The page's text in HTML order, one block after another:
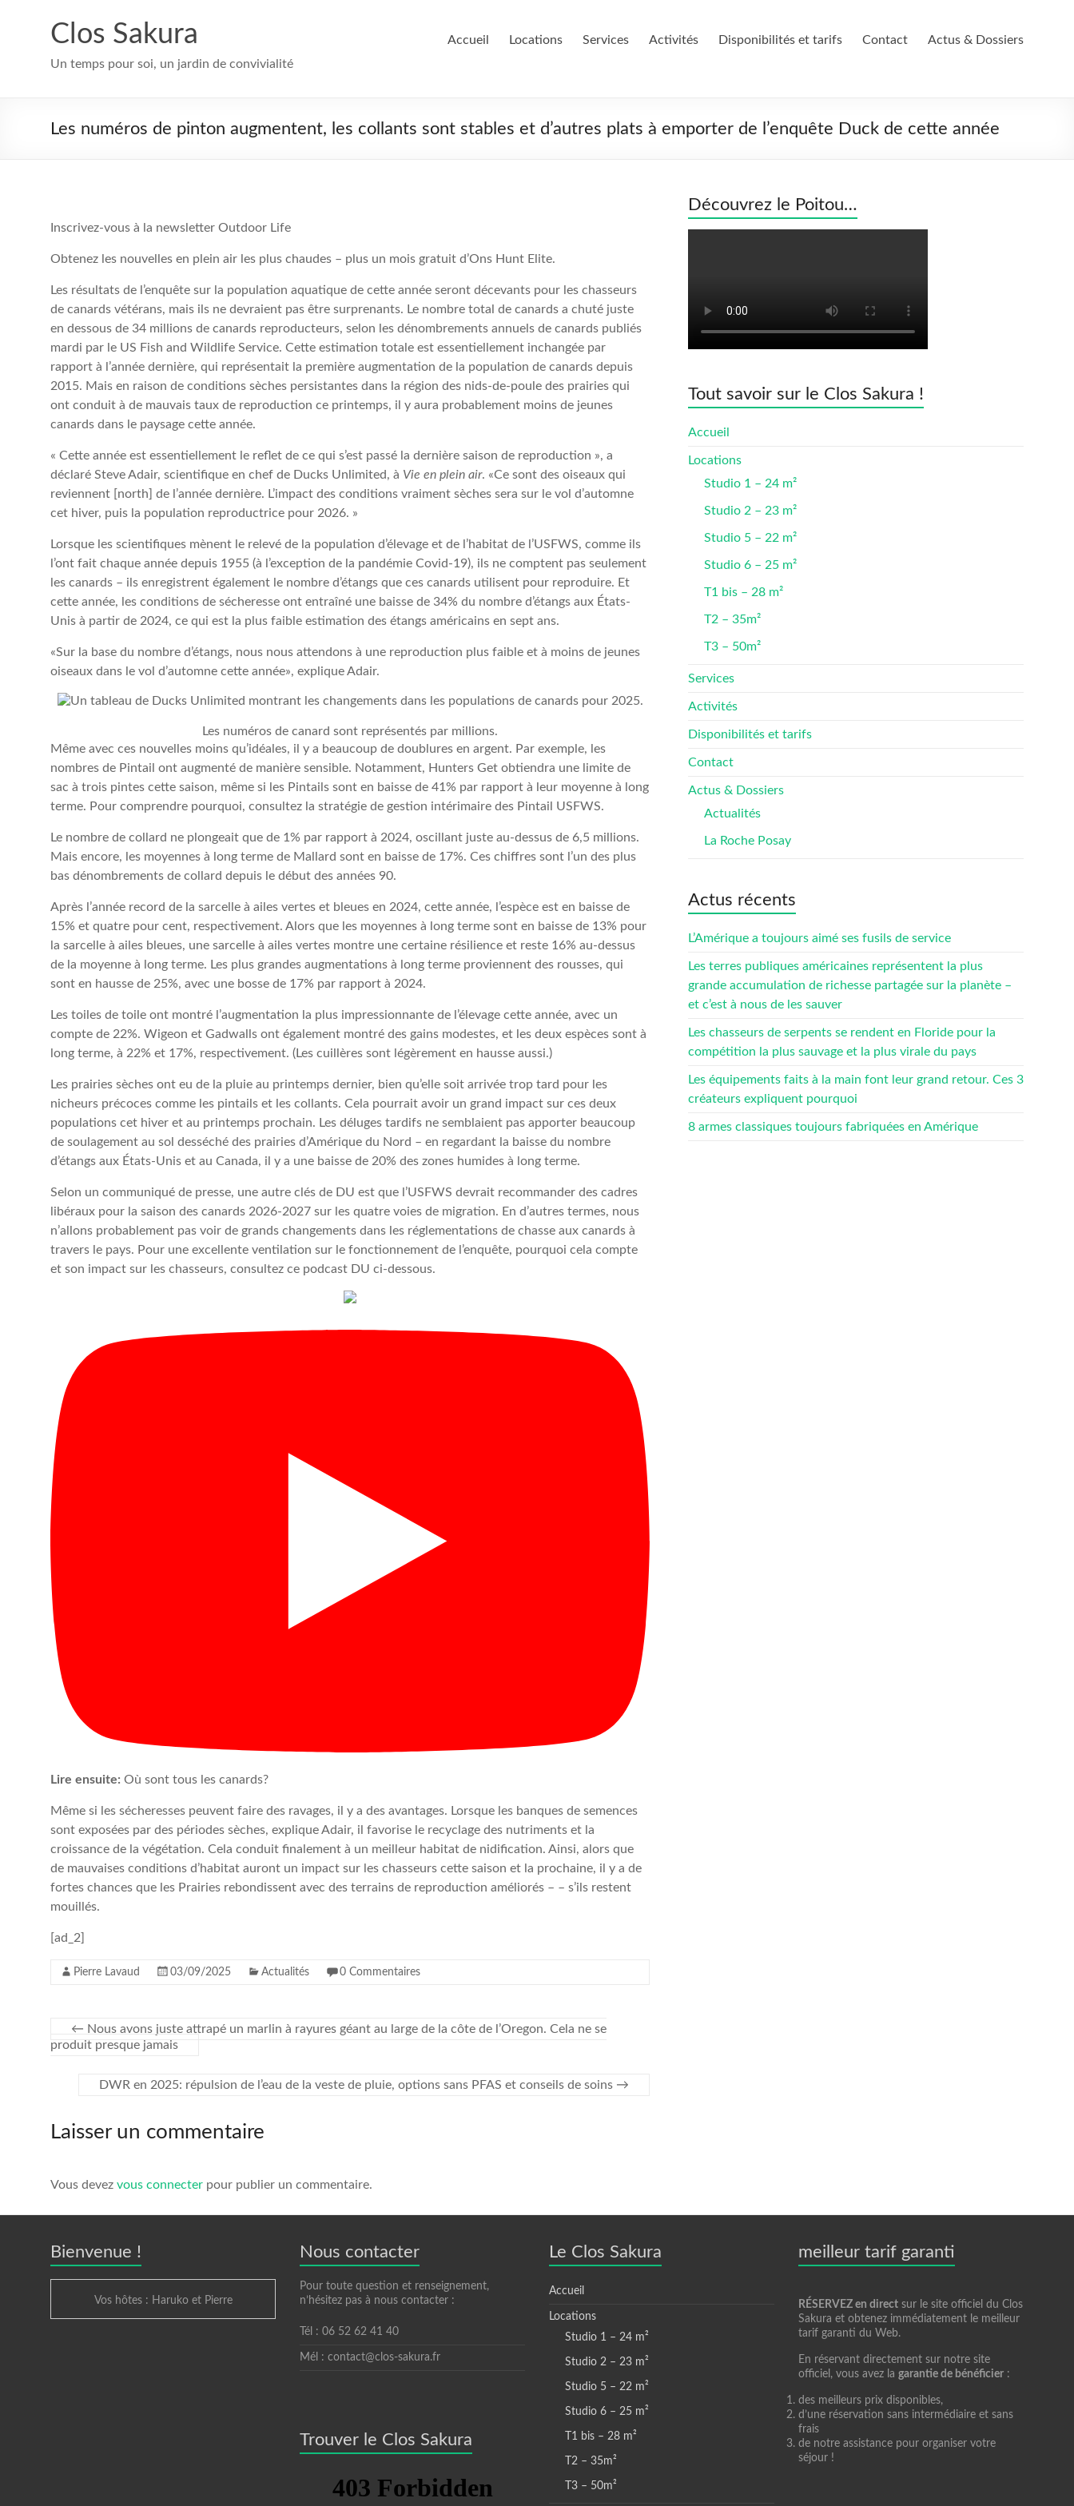
Clos Sakura
Un temps pour soi, un jardin de convivialité
Accueil Locations Services Activités Disponibilités et tarifs Contact Actus & Dossiers
Les numéros de pinton augmentent, les collants sont stables et d’autres plats à emporter de l’enquête Duck de cette année
Inscrivez-vous à la newsletter Outdoor Life
Obtenez les nouvelles en plein air les plus chaudes – plus un mois gratuit d’Ons Hunt Elite.
Les résultats de l’enquête sur la population aquatique de cette année seront décevants pour les chasseurs
de canards vétérans, mais ils ne devraient pas être surprenants. Le nombre total de canards a chuté juste
en dessous de 34 millions de canards reproducteurs, selon les dénombrements annuels de canards publiés
mardi par le US Fish and Wildlife Service. Cette estimation totale est essentiellement inchangée par
rapport à l’année dernière, qui représentait la première augmentation de la population de canards depuis
2015. Mais en raison de conditions sèches persistantes dans la région des nids-de-poule des prairies qui
ont conduit à de mauvais taux de reproduction ce printemps, il y aura probablement moins de jeunes
canards dans le paysage cette année.
« Cette année est essentiellement le reflet de ce qui s’est passé la dernière saison de reproduction », a
déclaré Steve Adair, scientifique en chef de Ducks Unlimited, à Vie en plein air. «Ce sont des oiseaux qui
reviennent [north] de l’année dernière. L’impact des conditions vraiment sèches sera sur le vol d’automne
cet hiver, puis la population reproductrice pour 2026. »
Lorsque les scientifiques mènent le relevé de la population d’élevage et de l’habitat de l’USFWS, comme ils
l’ont fait chaque année depuis 1955 (à l’exception de la pandémie Covid-19), ils ne comptent pas seulement
les canards – ils enregistrent également le nombre d’étangs que ces canards utilisent pour reproduire. Et
cette année, les conditions de sécheresse ont entraîné une baisse de 34% du nombre d’étangs aux États-
Unis à partir de 2024, ce qui est la plus faible estimation des étangs américains en sept ans.
«Sur la base du nombre d’étangs, nous nous attendons à une reproduction plus faible et à moins de jeunes
oiseaux dans le vol d’automne cette année», explique Adair.
Les numéros de canard sont représentés par millions.
Même avec ces nouvelles moins qu’idéales, il y a beaucoup de doublures en argent. Par exemple, les
nombres de Pintail ont augmenté de manière sensible. Notamment, Hunters Get obtiendra une limite de
sac à trois pintes cette saison, même si les Pintails sont en baisse de 41% par rapport à leur moyenne à long
terme. Pour comprendre pourquoi, consultez la stratégie de gestion intérimaire des Pintail USFWS.
Le nombre de collard ne plongeait que de 1% par rapport à 2024, oscillant juste au-dessus de 6,5 millions.
Mais encore, les moyennes à long terme de Mallard sont en baisse de 17%. Ces chiffres sont l’un des plus
bas dénombrements de collard depuis le début des années 90.
Après l’année record de la sarcelle à ailes vertes et bleues en 2024, cette année, l’espèce est en baisse de
15% et quatre pour cent, respectivement. Alors que les moyennes à long terme sont en baisse de 13% pour
la sarcelle à ailes bleues, une sarcelle à ailes vertes montre une certaine résilience et reste 16% au-dessus
de la moyenne à long terme. Les plus grandes augmentations à long terme proviennent des rousses, qui
sont en hausse de 25%, avec une bosse de 17% par rapport à 2024.
Les toiles de toile ont montré l’augmentation la plus impressionnante de l’élevage cette année, avec un
compte de 22%. Wigeon et Gadwalls ont également montré des gains modestes, et les deux espèces sont à
long terme, à 22% et 17%, respectivement. (Les cuillères sont légèrement en hausse aussi.)
Les prairies sèches ont eu de la pluie au printemps dernier, bien qu’elle soit arrivée trop tard pour les
nicheurs précoces comme les pintails et les collants. Cela pourrait avoir un grand impact sur ces deux
populations cet hiver et au printemps prochain. Les déluges tardifs ne semblaient pas apporter beaucoup
de soulagement au sol desséché des prairies d’Amérique du Nord – en regardant la baisse du nombre
d’étangs aux États-Unis et au Canada, il y a une baisse de 20% des zones humides à long terme.
Selon un communiqué de presse, une autre clés de DU est que l’USFWS devrait recommander des cadres
libéraux pour la saison des canards 2026-2027 sur les quatre voies de migration. En d’autres termes, nous
n’allons probablement pas voir de grands changements dans les réglementations de chasse aux canards à
travers le pays. Pour une excellente ventilation sur le fonctionnement de l’enquête, pourquoi cela compte
et son impact sur les chasseurs, consultez ce podcast DU ci-dessous.
Lire ensuite: Où sont tous les canards?
Même si les sécheresses peuvent faire des ravages, il y a des avantages. Lorsque les banques de semences
sont exposées par des périodes sèches, explique Adair, il favorise le recyclage des nutriments et la
croissance de la végétation. Cela conduit finalement à un meilleur habitat de nidification. Ainsi, alors que
de mauvaises conditions d’habitat auront un impact sur les chasseurs cette saison et la prochaine, il y a de
fortes chances que les Prairies rebondissent avec des terrains de reproduction améliorés – – s’ils restent
mouillés.
[ad_2]
Pierre Lavaud 03/09/2025 Actualités 0 Commentaires
← Nous avons juste attrapé un marlin à rayures géant au large de la côte de l’Oregon. Cela ne se
produit presque jamais
DWR en 2025: répulsion de l’eau de la veste de pluie, options sans PFAS et conseils de soins →
Laisser un commentaire
Vous devez vous connecter pour publier un commentaire.
Découvrez le Poitou…
Tout savoir sur le Clos Sakura !
Accueil
Locations
Studio 1 – 24 m²
Studio 2 – 23 m²
Studio 5 – 22 m²
Studio 6 – 25 m²
T1 bis – 28 m²
T2 – 35m²
T3 – 50m²
Services
Activités
Disponibilités et tarifs
Contact
Actus & Dossiers
Actualités
La Roche Posay
Actus récents
L’Amérique a toujours aimé ses fusils de service
Les terres publiques américaines représentent la plus
grande accumulation de richesse partagée sur la planète –
et c’est à nous de les sauver
Les chasseurs de serpents se rendent en Floride pour la
compétition la plus sauvage et la plus virale du pays
Les équipements faits à la main font leur grand retour. Ces 3
créateurs expliquent pourquoi
8 armes classiques toujours fabriquées en Amérique
Bienvenue !
Vos hôtes : Haruko et Pierre
Nous contacter
Pour toute question et renseignement,
n’hésitez pas à nous contacter :
Tél : 06 52 62 41 40
Mél : contact@clos-sakura.fr
Trouver le Clos Sakura
Le Clos Sakura
Accueil
Locations
Studio 1 – 24 m²
Studio 2 – 23 m²
Studio 5 – 22 m²
Studio 6 – 25 m²
T1 bis – 28 m²
T2 – 35m²
T3 – 50m²
meilleur tarif garanti
RÉSERVEZ en direct sur le site officiel du Clos
Sakura et obtenez immédiatement le meilleur
tarif garanti du Web.
En réservant directement sur notre site
officiel, vous avez la garantie de bénéficier :
des meilleurs prix disponibles,
d’une réservation sans intermédiaire et sans
frais
de notre assistance pour organiser votre
séjour !